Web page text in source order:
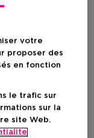
votre
proposer des
en fonction
le trafic sur
sur la
site Web.